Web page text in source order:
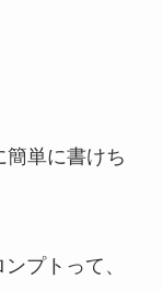
簡単に書けち
プトって、